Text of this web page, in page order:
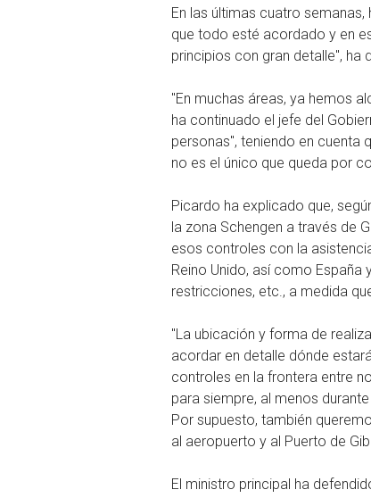
En las últimas cuatro
que todo esté acordado y en
principios con gran detalle", ha
"En muchas áreas, ya hemos
ha continuado el jefe del
personas", teniendo en cuenta
no es el único que queda por
Picardo ha explicado que,
la zona Schengen a través de
esos controles con la
Reino Unido, así como España
restricciones, etc., a medida
"La ubicación y forma de
acordar en detalle dónde
controles en la frontera entre
para siempre, al menos
Por supuesto, también
al aeropuerto y al Puerto de
El ministro principal ha